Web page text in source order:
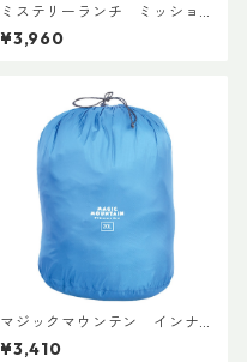
ミステリーランチ ミッショ
ンパッキングキューブ S ブラ
ック
¥3,960
マジックマウンテン インナ
ーパック20
¥3,410